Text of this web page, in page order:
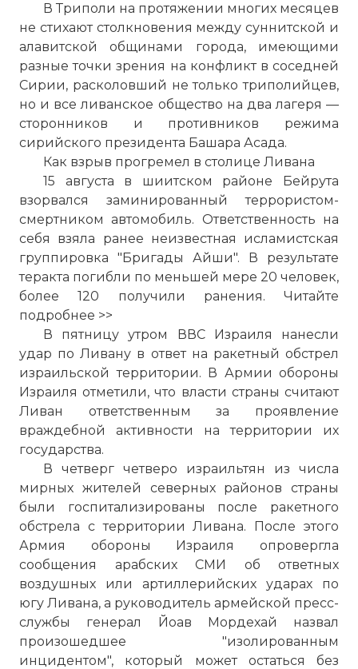
В Триполи на протяжении многих месяцев
не стихают столкновения между суннитской и
алавитской общинами города, имеющими
разные точки зрения на конфликт в соседней
Сирии, расколовший не только триполийцев,
но и все ливанское общество на два лагеря —
сторонников и противников режима
сирийского президента Башара Асада.
Как взрыв прогремел в столице Ливана
15 августа в шиитском районе Бейрута
взорвался заминированный террористом-
смертником автомобиль. Ответственность на
себя взяла ранее неизвестная исламистская
группировка "Бригады Айши". В результате
теракта погибли по меньшей мере 20 человек,
более 120 получили ранения. Читайте
подробнее >>
В пятницу утром ВВС Израиля нанесли
удар по Ливану в ответ на ракетный обстрел
израильской территории. В Армии обороны
Израиля отметили, что власти страны считают
Ливан ответственным за проявление
враждебной активности на территории их
государства.
В четверг четверо израильтян из числа
мирных жителей северных районов страны
были госпитализированы после ракетного
обстрела с территории Ливана. После этого
Армия обороны Израиля опровергла
сообщения арабских СМИ об ответных
воздушных или артиллерийских ударах по
югу Ливана, а руководитель армейской пресс-
службы генерал Йоав Мордехай назвал
произошедшее "изолированным
инцидентом", который может остаться без